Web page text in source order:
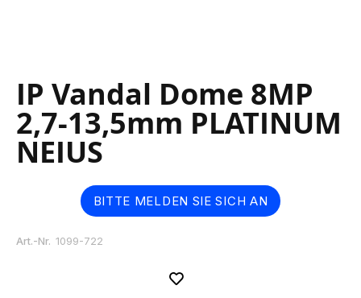
to
the
beginning
of
the
images
IP Vandal Dome 8MP
2,7-13,5mm PLATINUM
NEIUS
BITTE MELDEN SIE SICH AN
Art.-Nr. 1099-722